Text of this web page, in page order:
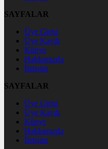
SAYFALAR
Üye Girişi
Üye Kaydı
Künye
Hakkımızda
İletişim
SAYFALAR
Üye Girişi
Üye Kaydı
Künye
Hakkımızda
İletişim